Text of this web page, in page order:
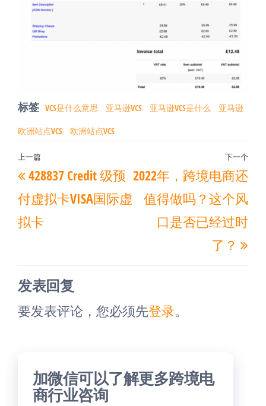
标签 VCS是什么意思 亚马逊VCS 亚马逊VCS是什么 亚马逊
欧洲站点VCS 欧洲站点VCS
文
章
导
航
上
一
篇
文
上一篇
428837 Credit 级预
付虚拟卡VISA国际虚
拟卡
下
下一个
2022年，跨境电商还
值得做吗？这个风
口是否已经过时
了？
发表回复
要发表评论，您必须先登录。
加微信可以了解更多跨境电
商行业咨询